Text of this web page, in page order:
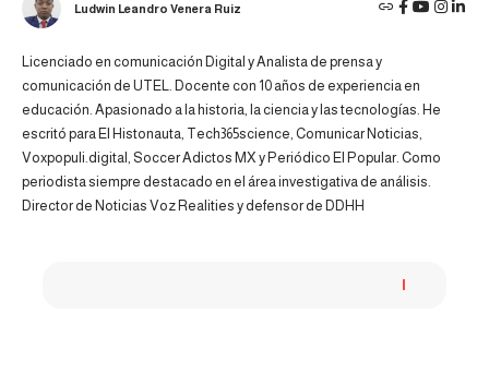
Ludwin Leandro Venera Ruiz
Licenciado en comunicación Digital y Analista de prensa y
comunicación de UTEL. Docente con 10 años de experiencia en
educación. Apasionado a la historia, la ciencia y las tecnologías. He
escritó para El Histonauta, Tech365science, Comunicar Noticias,
Voxpopuli.digital, Soccer Adictos MX y Periódico El Popular. Como
periodista siempre destacado en el área investigativa de análisis.
Director de Noticias Voz Realities y defensor de DDHH